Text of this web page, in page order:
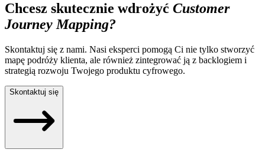
Chcesz skutecznie wdrożyć Customer
Journey Mapping?
Skontaktuj się z nami. Nasi eksperci pomogą Ci nie tylko stworzyć
mapę podróży klienta, ale również zintegrować ją z backlogiem i
strategią rozwoju Twojego produktu cyfrowego.
Skontaktuj się